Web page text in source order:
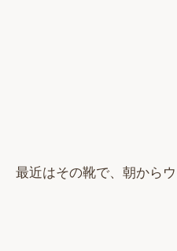
最近はその靴で、朝から